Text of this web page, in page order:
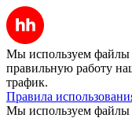
Мы используем файлы
правильную работу
трафик.
Правила
Мы используем файлы